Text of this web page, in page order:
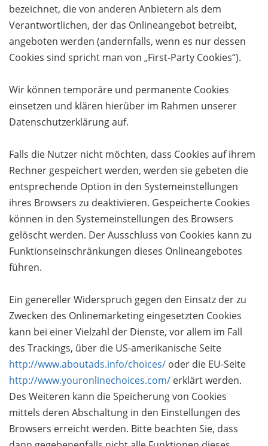
bezeichnet, die von anderen Anbietern als dem
Verantwortlichen, der das Onlineangebot betreibt,
angeboten werden (andernfalls, wenn es nur dessen
Cookies sind spricht man von „First-Party Cookies“).
Wir können temporäre und permanente Cookies
einsetzen und klären hierüber im Rahmen unserer
Datenschutzerklärung auf.
Falls die Nutzer nicht möchten, dass Cookies auf ihrem
Rechner gespeichert werden, werden sie gebeten die
entsprechende Option in den Systemeinstellungen
ihres Browsers zu deaktivieren. Gespeicherte Cookies
können in den Systemeinstellungen des Browsers
gelöscht werden. Der Ausschluss von Cookies kann zu
Funktionseinschränkungen dieses Onlineangebotes
führen.
Ein genereller Widerspruch gegen den Einsatz der zu
Zwecken des Onlinemarketing eingesetzten Cookies
kann bei einer Vielzahl der Dienste, vor allem im Fall
des Trackings, über die US-amerikanische Seite
http://www.aboutads.info/choices/ oder die EU-Seite
http://www.youronlinechoices.com/ erklärt werden.
Des Weiteren kann die Speicherung von Cookies
mittels deren Abschaltung in den Einstellungen des
Browsers erreicht werden. Bitte beachten Sie, dass